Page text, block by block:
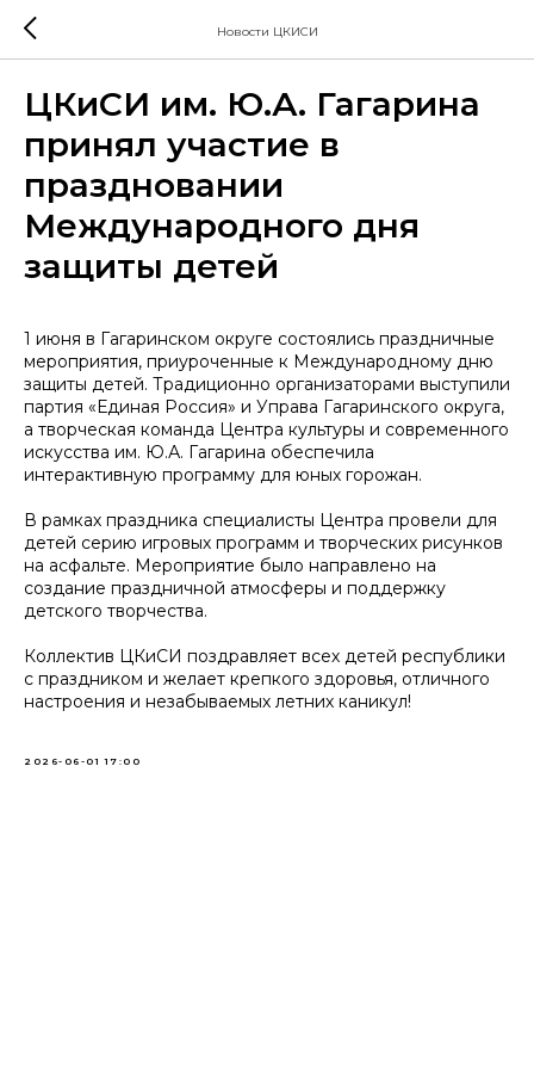
Новости ЦКИСИ
ЦКиСИ им. Ю.А. Гагарина
принял участие в
праздновании
Международного дня
защиты детей
1 июня в Гагаринском округе состоялись праздничные
мероприятия, приуроченные к Международному дню
защиты детей. Традиционно организаторами выступили
партия «Единая Россия» и Управа Гагаринского округа,
а творческая команда Центра культуры и современного
искусства им. Ю.А. Гагарина обеспечила
интерактивную программу для юных горожан.
В рамках праздника специалисты Центра провели для
детей серию игровых программ и творческих рисунков
на асфальте. Мероприятие было направлено на
создание праздничной атмосферы и поддержку
детского творчества.
Коллектив ЦКиСИ поздравляет всех детей республики
с праздником и желает крепкого здоровья, отличного
настроения и незабываемых летних каникул!
2026-06-01 17:00